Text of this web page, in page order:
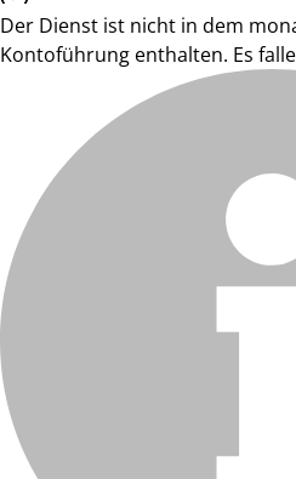
Der Dienst ist nicht in dem
Kontoführung enthalten. Es